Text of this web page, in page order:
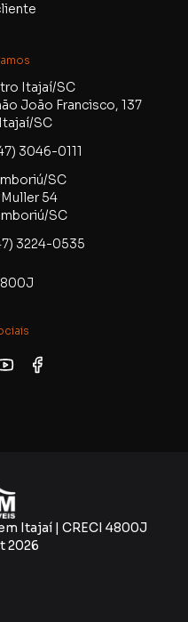
Itajaí/SC
João Francisco, 137
SC
3046-0111
SC
Muller 54
SC
3224-0535
Itajaí | CRECI 4800J
2026